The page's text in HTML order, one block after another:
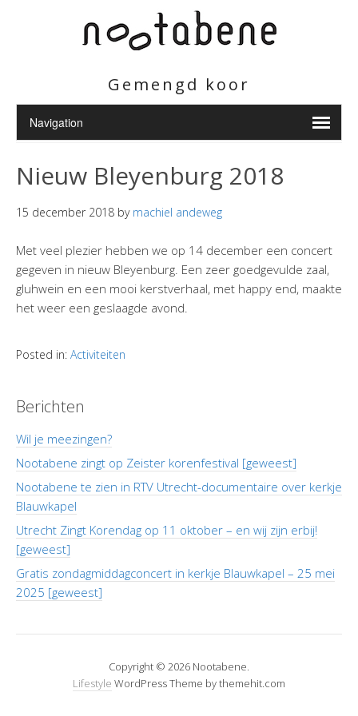
Gemengd koor
Nieuw Bleyenburg 2018
15 december 2018 by machiel andeweg
Met veel plezier hebben we op 14 december een concert
gegeven in nieuw Bleyenburg. Een zeer goedgevulde zaal,
gluhwein en een mooi kerstverhaal, met happy end, maakte
het weer een geslaagde avond.
Posted in: Activiteiten
Berichten
Wil je meezingen?
Nootabene zingt op Zeister korenfestival [geweest]
Nootabene te zien in RTV Utrecht-documentaire over kerkje
Blauwkapel
Utrecht Zingt Korendag op 11 oktober – en wij zijn erbij!
[geweest]
Gratis zondagmiddagconcert in kerkje Blauwkapel – 25 mei
2025 [geweest]
Copyright © 2026 Nootabene.
Lifestyle WordPress Theme by themehit.com